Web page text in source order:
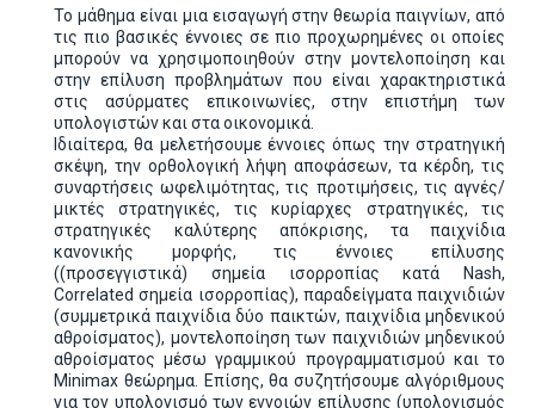
Το μάθημα είναι μια εισαγωγή στην θεωρία παιγνίων, από
τις πιο βασικές έννοιες σε πιο προχωρημένες οι οποίες
μπορούν να χρησιμοποιηθούν στην μοντελοποίηση και
στην επίλυση προβλημάτων που είναι χαρακτηριστικά
στις ασύρματες επικοινωνίες, στην επιστήμη των
υπολογιστών και στα οικονομικά.
Ιδιαίτερα, θα μελετήσουμε έννοιες όπως την στρατηγική
σκέψη, την ορθολογική λήψη αποφάσεων, τα κέρδη, τις
συναρτήσεις ωφελιμότητας, τις προτιμήσεις, τις αγνές/
μικτές στρατηγικές, τις κυρίαρχες στρατηγικές, τις
στρατηγικές καλύτερης απόκρισης, τα παιχνίδια
κανονικής μορφής, τις έννοιες επίλυσης
((προσεγγιστικά) σημεία ισορροπίας κατά Nash,
Correlated σημεία ισορροπίας), παραδείγματα παιχνιδιών
(συμμετρικά παιχνίδια δύο παικτών, παιχνίδια μηδενικού
αθροίσματος), μοντελοποίηση των παιχνιδιών μηδενικού
αθροίσματος μέσω γραμμικού προγραμματισμού και το
Minimax θεώρημα. Επίσης, θα συζητήσουμε αλγόριθμους
για τον υπολογισμό των εννοιών επίλυσης (υπολογισμός